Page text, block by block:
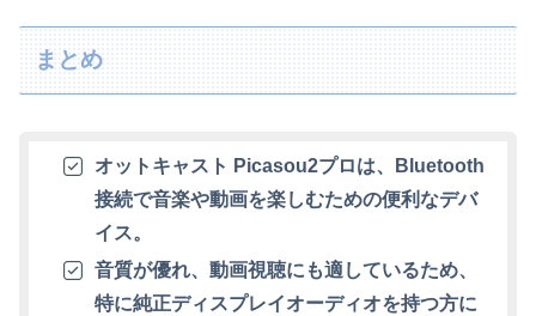
まとめ
オットキャスト Picasou2プロは、Bluetooth
接続で音楽や動画を楽しむための便利なデバ
イス。
音質が優れ、動画視聴にも適しているため、
特に純正ディスプレイオーディオを持つ方に